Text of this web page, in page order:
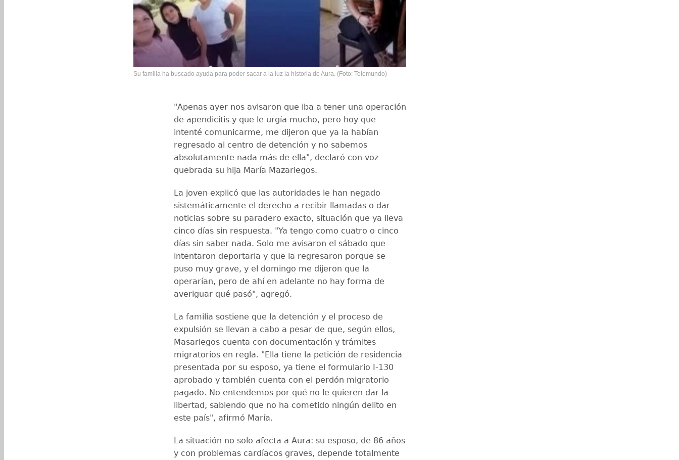
Su familia ha buscado ayuda para poder sacar a la luz la historia de Aura. (Foto: Telemundo)
"Apenas ayer nos avisaron que iba a tener una operación
de apendicitis y que le urgía mucho, pero hoy que
intenté comunicarme, me dijeron que ya la habían
regresado al centro de detención y no sabemos
absolutamente nada más de ella", declaró con voz
quebrada su hija María Mazariegos.
La joven explicó que las autoridades le han negado
sistemáticamente el derecho a recibir llamadas o dar
noticias sobre su paradero exacto, situación que ya lleva
cinco días sin respuesta. "Ya tengo como cuatro o cinco
días sin saber nada. Solo me avisaron el sábado que
intentaron deportarla y que la regresaron porque se
puso muy grave, y el domingo me dijeron que la
operarían, pero de ahí en adelante no hay forma de
averiguar qué pasó", agregó.
La familia sostiene que la detención y el proceso de
expulsión se llevan a cabo a pesar de que, según ellos,
Masariegos cuenta con documentación y trámites
migratorios en regla. "Ella tiene la petición de residencia
presentada por su esposo, ya tiene el formulario I-130
aprobado y también cuenta con el perdón migratorio
pagado. No entendemos por qué no le quieren dar la
libertad, sabiendo que no ha cometido ningún delito en
este país", afirmó María.
La situación no solo afecta a Aura: su esposo, de 86 años
y con problemas cardíacos graves, depende totalmente